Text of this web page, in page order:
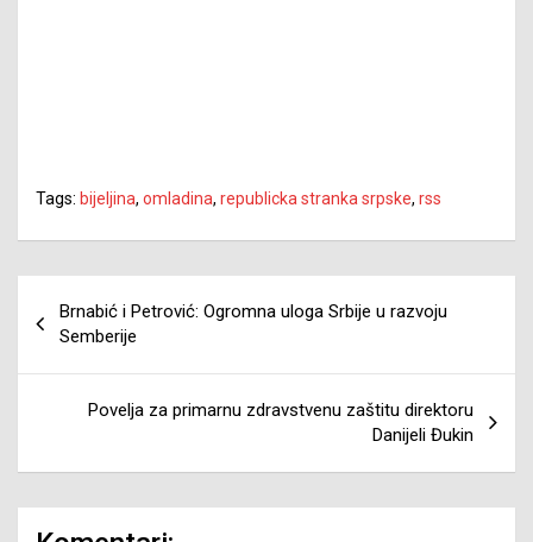
Tags: bijeljina, omladina, republicka stranka srpske, rss
članaka
Brnabić i Petrović: Ogromna uloga Srbije u razvoju
Semberije
Povelja za primarnu zdravstvenu zaštitu direktoru
Danijeli Đukin